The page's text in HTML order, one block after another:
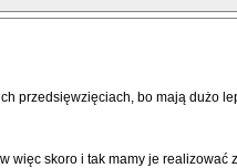
przedsięwzięciach, bo mają dużo
więc skoro i tak mamy je